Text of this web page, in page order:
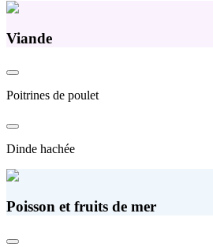
Viande
Poitrines de poulet
Dinde hachée
Poisson et fruits de mer